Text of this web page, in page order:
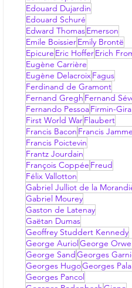
Edouard Dujardin
Edouard Schuré
Edward ThomasEmerson
Emile BoissierEmily Brontë
Epicure Eric HofferErich
Eugène Carrière
Eugène DelacroixFagus
Ferdinand de Gramont
Fernand Gregh Fernand
Fernando PessoaFirmin-
First World WarFlaubert
Francis Bacon Francis
Francis Poictevin
Frantz Jourdain
François Coppée Freud
Félix Vallotton
Gabriel Julliot de la
Gabriel Mourey
Gaston de Latenay
Gaëtan Dumas
Geoffrey Studdert Kennedy
George Auriol George
George Sand Georges
Georges HugoGeorges
Georges Pancol